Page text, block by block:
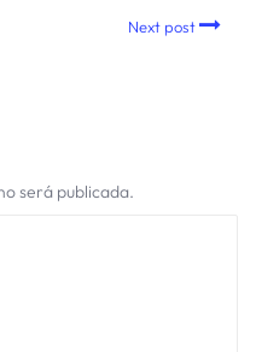
Next post
será publicada.